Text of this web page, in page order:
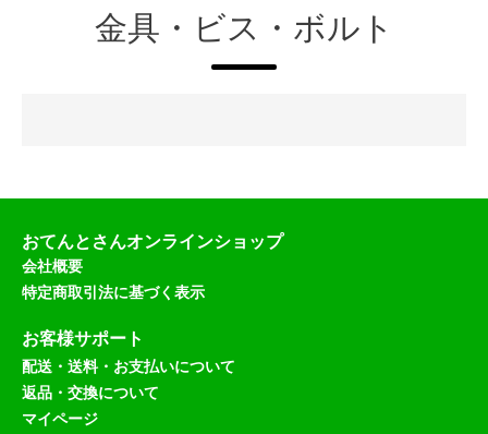
金具・ビス・ボルト
おてんとさんオンラインショップ
会社概要
特定商取引法に基づく表示
お客様サポート
配送・送料・お支払いについて
返品・交換について
マイページ